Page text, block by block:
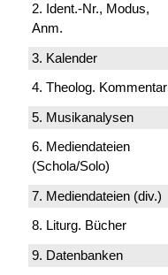
2. Ident.-Nr., Modus,
Anm.
3. Kalender
4. Theolog. Kommentar
5. Musikanalysen
6. Mediendateien
(Schola/Solo)
7. Mediendateien (div.)
8. Liturg. Bücher
9. Datenbanken